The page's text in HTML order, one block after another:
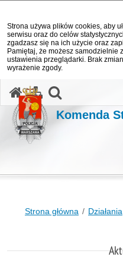
Strona używa plików cookies, aby
serwisu oraz do celów
zgadzasz się na ich użycie oraz
Pamiętaj, że możesz samodzielnie
ustawienia przeglądarki. Brak
wyrażenie zgody.
Komenda
Strona główna Działania